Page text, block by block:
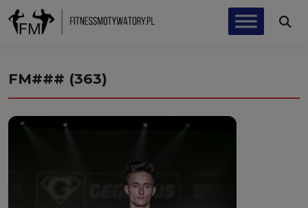
FM### (363)